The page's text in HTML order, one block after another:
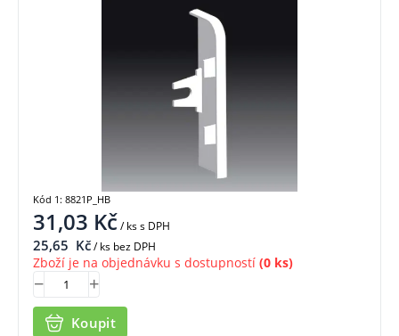
31,03 Kč/ kss DPH
25,65 Kč/ ks bez DPH
Zboží je na objednávku s dostupností (0 ks)
Koupit
Kód 1: 8821P_HB